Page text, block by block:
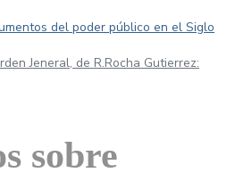
del poder público en el Siglo
Jeneral, de R.Rocha Gutierrez:
sobre